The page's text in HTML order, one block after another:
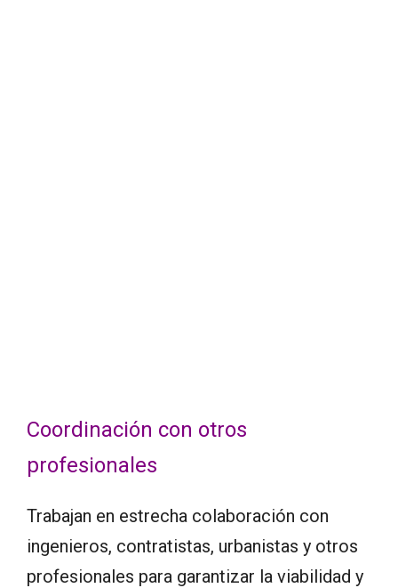
Coordinación con otros
profesionales
Trabajan en estrecha colaboración con
ingenieros, contratistas, urbanistas y otros
profesionales para garantizar la viabilidad y